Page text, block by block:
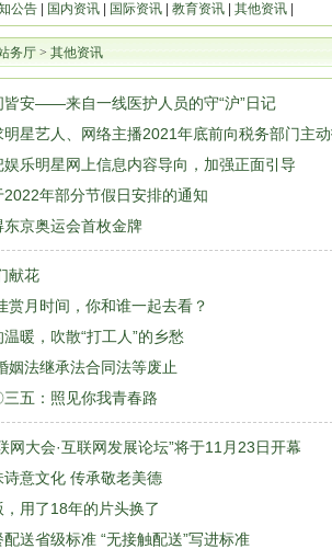
公告 国内资讯 国际资讯 教育资讯 其他资讯
务厅 > 其他资讯
皆安——来自一线医护人员的守“沪”日记
星艺人、网络主播2021年底前向税务部门主
乐明星网上信息内容导向，加强正面引导
2022年部分节假日安排的通知
京奥运会首枚金牌
献花
赏月时间，你和谁一起去看？
暖，吹散“打工人”的乡愁
姻法继承法合同法等废止
五：照见你我青春路
网大会·互联网发展论坛”将于11月23日开幕
意文化 传承敬老美德
，用了18年的片头换了
送省级标准 “无接触配送”写进标准